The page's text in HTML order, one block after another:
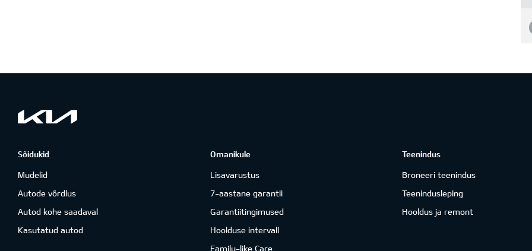
Sõidukid
Mudelid
Autode võrdlus
Autod kohe saadaval
Kasutatud autod
Omanikule
Lisavarustus
7-aastane garantii
Garantiitingimused
Hoolduse intervall
Family-like Care
Teenindus
Broneeri teenindus
Teenindusleping
Hooldus ja remont